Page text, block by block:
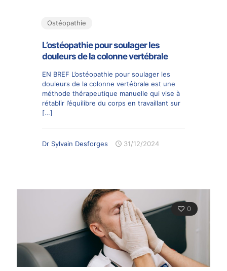
Ostéopathie
L’ostéopathie pour soulager les
douleurs de la colonne vertébrale
EN BREF L’ostéopathie pour soulager les
douleurs de la colonne vertébrale est une
méthode thérapeutique manuelle qui vise à
rétablir l’équilibre du corps en travaillant sur
[…]
Dr Sylvain Desforges 31/12/2024
0